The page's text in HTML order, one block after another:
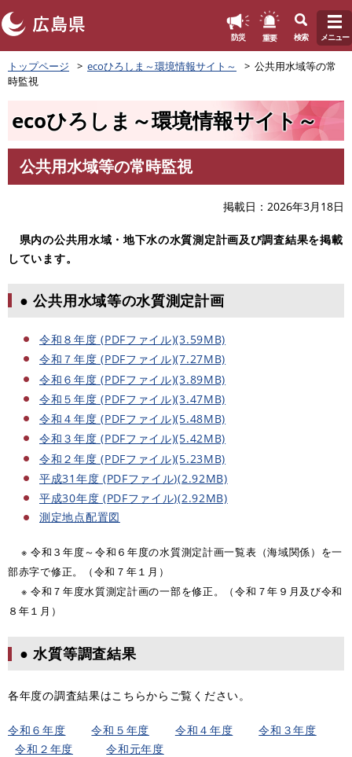
ペ
ー
ジ
。
防災 重要 検索 メニュー
トップページ ecoひろしま～環境情報サイト～
公共用水域等の常
時監視
ecoひろしま～環境情報サイト～
文
公共用水域等の常時監視
掲載日 2026年3月18日
県内の公共用水域・地下水の水質測定計画及び調査結果を掲載
しています。
● 公共用水域等の水質測定計画
令和８年度 (PDFファイル)(3.59MB)
令和７年度 (PDFファイル)(7.27MB)
令和６年度 (PDFファイル)(3.89MB)
令和５年度 (PDFファイル)(3.47MB)
令和４年度 (PDFファイル)(5.48MB)
令和３年度 (PDFファイル)(5.42MB)
令和２年度 (PDFファイル)(5.23MB)
平成31年度 (PDFファイル)(2.92MB)
平成30年度 (PDFファイル)(2.92MB)
測定地点配置図
※ 令和３年度～令和６年度の水質測定計画一覧表（海域関係）を一
部赤字で修正。（令和７年１月）
※ 令和７年度水質測定計画の一部を修正。（令和７年９月及び令和
８年１月）​
● 水質等調査結果
各年度の調査結果はこちらからご覧ください。
令和６年度 ​​​令和５年度 令和４年度 ​​令和３年度
​令和２年度 ​​令和元年度